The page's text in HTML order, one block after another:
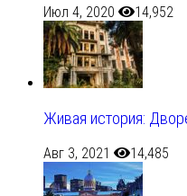
Июл 4, 2020 14,952
Живая история:
Авг 3, 2021 14,485